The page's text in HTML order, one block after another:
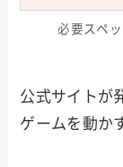
必要スペ
公式サイトが
ゲームを動か